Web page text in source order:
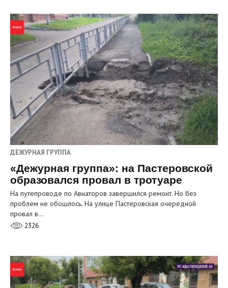
ДЕЖУРНАЯ ГРУППА
«Дежурная группа»: на Пастеровской
образовался провал в тротуаре
На путепроводе по Авиаторов завершился ремонт. Но без
проблем не обошлось. На улице Пастеровская очередной
провал в…
2326